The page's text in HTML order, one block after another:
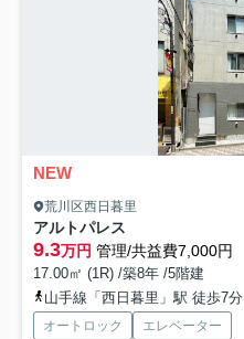
NEW
荒川区西日暮里
アルトパレス
9.3万円 管理/共益費7,000円
17.00㎡ (1R) /築8年 /5階建
山手線「西日暮里」駅 徒歩7分
オートロック エレベーター